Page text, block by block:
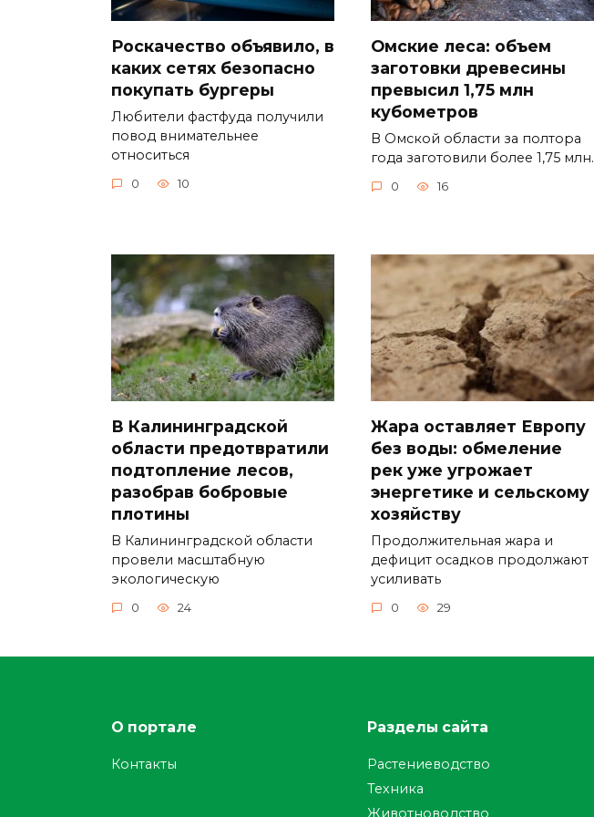
Роскачество объявило, в
каких сетях безопасно
покупать бургеры
Любители фастфуда получили
повод внимательнее
относиться
0 10
Омские леса: объем
заготовки древесины
превысил 1,75 млн
кубометров
В Омской области за полтора
года заготовили более 1,75 млн.
0 16
В Калининградской
области предотвратили
подтопление лесов,
разобрав бобровые
плотины
В Калининградской области
провели масштабную
экологическую
0 24
Жара оставляет Европу
без воды: обмеление
рек уже угрожает
энергетике и сельскому
хозяйству
Продолжительная жара и
дефицит осадков продолжают
усиливать
0 29
О портале
Контакты
Разделы сайта
Растениеводство
Техника
Животноводство